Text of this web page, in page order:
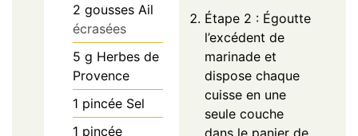
2 gousses Ail
écrasées
5 g Herbes de
Provence
1 pincée Sel
1 pincée
Étape 2 : Égoutte
l’excédent de
marinade et
dispose chaque
cuisse en une
seule couche
dans le panier de